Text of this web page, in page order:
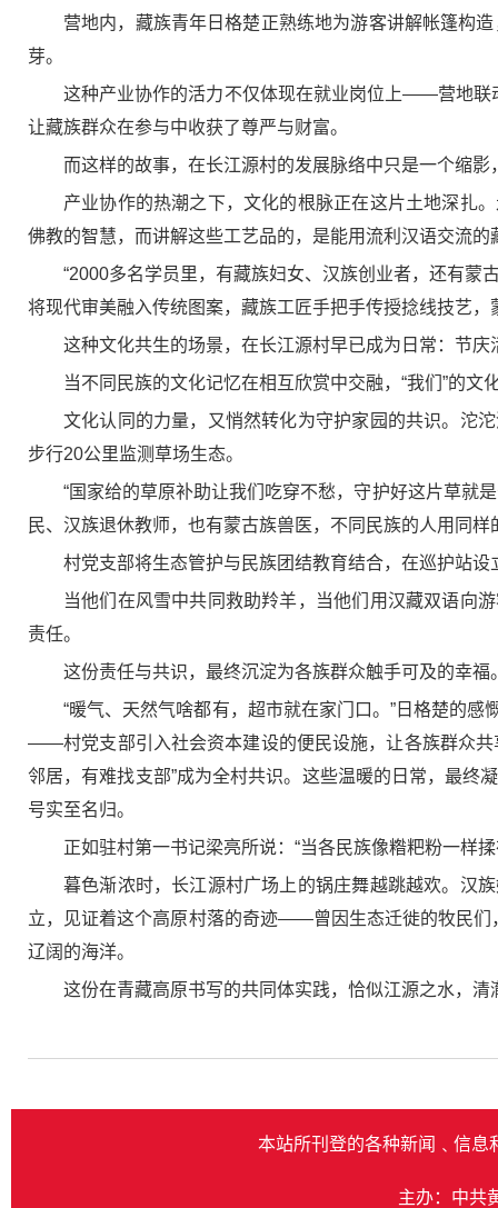
营地内，藏族青年日格楚正熟练地为游客讲解帐篷构
芽。
这种产业协作的活力不仅体现在就业岗位上——营地联
让藏族群众在参与中收获了尊严与财富。
而这样的故事，在长江源村的发展脉络中只是一个缩
产业协作的热潮之下，文化的根脉正在这片土地深扎
佛教的智慧，而讲解这些工艺品的，是能用流利汉语交流的
“2000多名学员里，有藏族妇女、汉族创业者，还有
将现代审美融入传统图案，藏族工匠手把手传授捻线技艺
这种文化共生的场景，在长江源村早已成为日常：节
当不同民族的文化记忆在相互欣赏中交融，“我们”的文
文化认同的力量，又悄然转化为守护家园的共识。沱
步行20公里监测草场生态。
“国家给的草原补助让我们吃穿不愁，守护好这片草
民、汉族退休教师，也有蒙古族兽医，不同民族的人用同样
村党支部将生态管护与民族团结教育结合，在巡护站
当他们在风雪中共同救助羚羊，当他们用汉藏双语向
责任。
这份责任与共识，最终沉淀为各族群众触手可及的幸福
“暖气、天然气啥都有，超市就在家门口。”日格楚的
——村党支部引入社会资本建设的便民设施，让各族群众共
邻居，有难找支部”成为全村共识。这些温暖的日常，最终
号实至名归。
正如驻村第一书记梁亮所说：“当各民族像糌粑粉一样
暮色渐浓时，长江源村广场上的锅庄舞越跳越欢。汉
立，见证着这个高原村落的奇迹——曾因生态迁徙的牧民们
辽阔的海洋。
这份在青藏高原书写的共同体实践，恰似江源之水，
本站所刊登的各种新闻﹑信息
主办：中共